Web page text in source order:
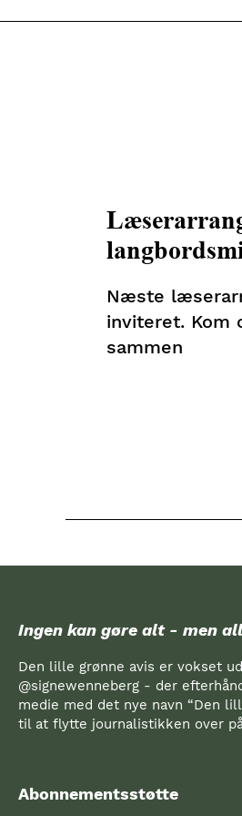
Næste
inviteret. Kom
sammen
Ingen kan gøre alt - men
Den lille grønne avis er vokset
@signewenneberg - der
medie med det nye navn “Den
til at flytte journalistikken over
Abonnementsstøtte